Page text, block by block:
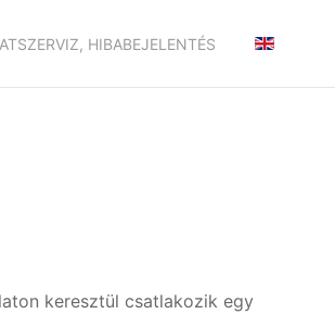
SZERVIZ, HIBABEJELENTÉS
keresztül csatlakozik egy